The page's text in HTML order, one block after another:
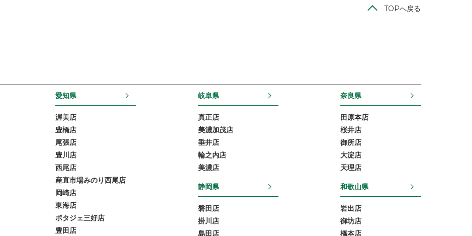
TOPへ戻る
愛知県
渥美店
豊橋店
尾張店
豊川店
西尾店
産直市場みのり西尾店
岡崎店
東海店
ポタジェ三好店
豊田店
岐阜県
真正店
美濃加茂店
垂井店
輪之内店
美濃店
静岡県
磐田店
掛川店
島田店
奈良県
田原本店
桜井店
御所店
大淀店
天理店
和歌山県
岩出店
御坊店
橋本店